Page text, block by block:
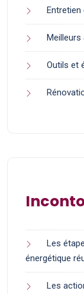
Entretien
Meilleurs
Outils et
Les
énergétique
Les